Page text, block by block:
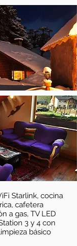
Starlink, cocina
cafetera
a gas, TV LED
3 y 4 con
básico